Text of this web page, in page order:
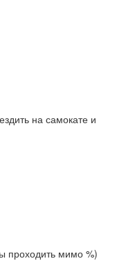
на самокате и
проходить мимо %)